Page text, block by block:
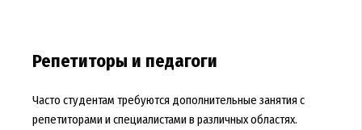
Репетиторы и педагоги
Часто студентам требуются дополнительные занятия с
репетиторами и специалистами в различных областях.